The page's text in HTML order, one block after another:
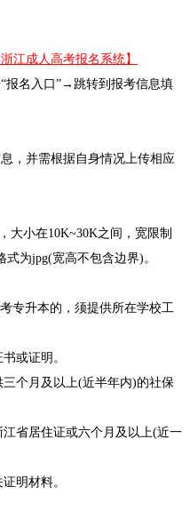
浙江成人高考报名系统】
报名入口”→跳转到报考信息填
，并需根据自身情况上传相应
大小在10K~30K之间，宽限制
式为jpg(宽高不包含边界)。
专升本的，须提供所在学校工
或证明。
个月及以上(近半年内)的社保
省居住证或六个月及以上(近一
明材料。